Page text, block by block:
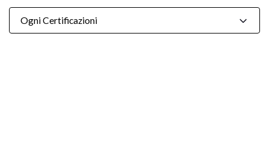
Ogni Certificazioni